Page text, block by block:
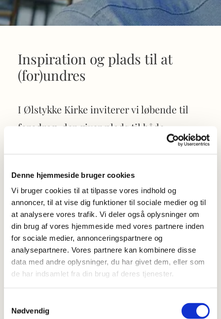
Denne hjemmeside bruger cookies
Vi bruger cookies til at tilpasse vores indhold og
annoncer, til at vise dig funktioner til sociale medier og til
at analysere vores trafik. Vi deler også oplysninger om
din brug af vores hjemmeside med vores partnere inden
for sociale medier, annonceringspartnere og
analysepartnere. Vores partnere kan kombinere disse
data med andre oplysninger, du har givet dem, eller som
de har indsamlet fra din brug af deres tjenester.
Nødvendig
Inspiration og plads til at
(for)undres
I Ølstykke Kirke inviterer vi løbende til
foredrag, der giver plads til både
inspirerende oplæg om alt fra
eksistenstilkultur, livshistorierog
aktuelle emner.
Altid formidlet mednærvær og
engagement.
Foredragene erfor alle, uanset om du
kommer med mange spørgsmål, stor